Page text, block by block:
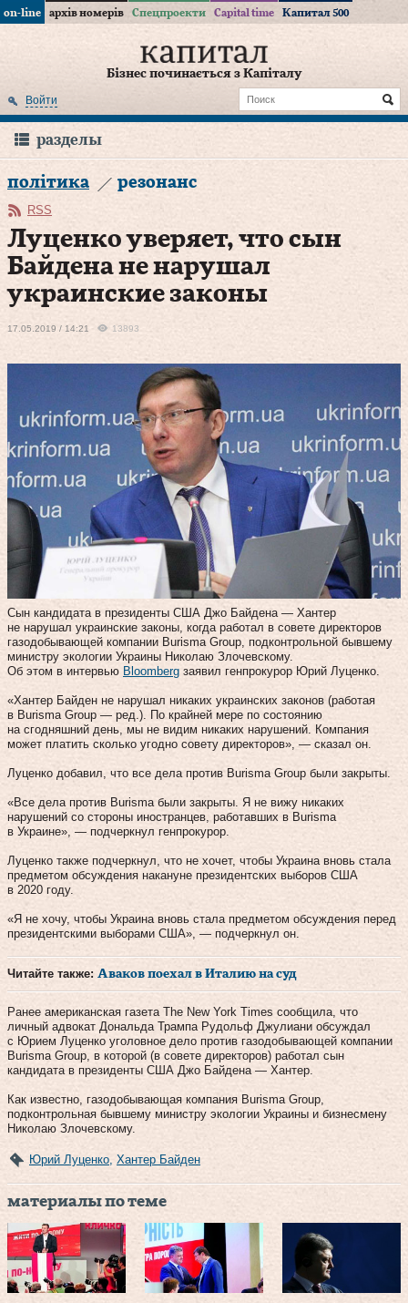
on-line архів номерів Спецпроекти Capital time Капитал 500
Бізнес починається з Капіталу
Войти
разделы
політика резонанс
RSS
Луценко уверяет, что сын
Байдена не нарушал
украинские законы
17.05.2019 / 14:21 13893
Сын кандидата в президенты США Джо Байдена — Хантер
не нарушал украинские законы, когда работал в совете директоров
газодобывающей компании Burisma Group, подконтрольной бывшему
министру экологии Украины Николаю Злочевскому.
Об этом в интервью Bloomberg заявил генпрокурор Юрий Луценко.
«Хантер Байден не нарушал никаких украинских законов (работая
в Burisma Group — ред.). По крайней мере по состоянию
на сгодняшний день, мы не видим никаких нарушений. Компания
может платить сколько угодно совету директоров», — сказал он.
Луценко добавил, что все дела против Burisma Group были закрыты.
«Все дела против Burisma были закрыты. Я не вижу никаких
нарушений со стороны иностранцев, работавших в Burisma
в Украине», — подчеркнул генпрокурор.
Луценко также подчеркнул, что не хочет, чтобы Украина вновь стала
предметом обсуждения накануне президентских выборов США
в 2020 году.
«Я не хочу, чтобы Украина вновь стала предметом обсуждения перед
президентскими выборами США», — подчеркнул он.
Читайте также: Аваков поехал в Италию на суд
Ранее американская газета The New York Times сообщила, что
личный адвокат Дональда Трампа Рудольф Джулиани обсуждал
с Юрием Луценко уголовное дело против газодобывающей компании
Burisma Group, в которой (в совете директоров) работал сын
кандидата в президенты США Джо Байдена — Хантер.
Как известно, газодобывающая компания Burisma Group,
подконтрольная бывшему министру экологии Украины и бизнесмену
Николаю Злочевскому.
Юрий Луценко Хантер Байден
материалы по теме